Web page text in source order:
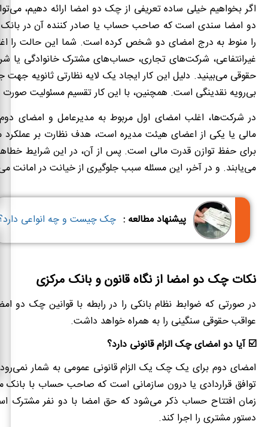
اگر بخواهیم خیلی ساده تعریفی از چک دو امضا ارائه دهیم،
دو امضا سندی است که صاحب حساب یا صادر کننده آن در
را منوط به درج امضای دو شخص کرده است. شما این حالت را
غیرانتفاعی، شرکت‌های تجاری، حساب‌های مشترک خانوادگی یا
حقوقی می‌بینید. دلیل این کار ایجاد یک لایه نظارتی ثانویه جهت
بی‌رویه نقدینگی است. همچنین، با این کار تقسیم مسئولیت
در شرکت‌ها، اغلب امضای اول مربوط به مدیرعامل و امضای
مالی یا یکی از اعضای هیئت مدیره است، هدف نظارت بر
برای حفظ توازن قدرت مالی است. پس از آن، در این شرایط
می‌یابند. و در آخر، این مسئله سبب جلوگیری از خیانت در امانت
پیشنهاد مطالعه : چک چیست و چه انواعی
نکات چک دو امضا از نگاه قانون و بانک مرکزی
در صورتی که ضوابط نظام بانکی را در رابطه با قوانین چک دو
عواقب حقوقی سنگینی را به همراه خواهد داشت.
☑️ آیا دو امضای چک الزام قانونی دارد؟
امضای دوم برای یک چک یک الزام قانونی عمومی به شمار
توافق قراردادی یا درون سازمانی است که صاحب حساب با بانک
زمان افتتاح حساب ذکر می‌شود که حق امضا با دو نفر مشترک
دستور مشتری را اجرا کند.